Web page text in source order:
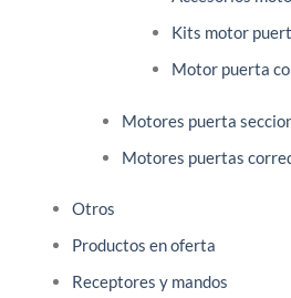
Kits motor
Motor puerta
Motores puerta
Motores puertas
Otros
Productos en oferta
Receptores y mandos